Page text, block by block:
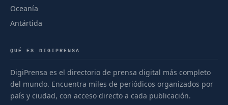
Oceanía
Antártida
QUÉ ES DIGIPRENSA
DigiPrensa es el directorio de prensa digital más completo
del mundo. Encuentra miles de periódicos organizados por
país y ciudad, con acceso directo a cada publicación.